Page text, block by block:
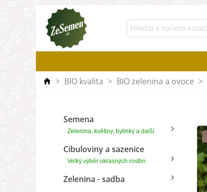
> BIO kvalita > BIO zelenina a ovoce >
Semena
Zelenina, květiny, bylinky a další
Cibuloviny a sazenice
Velký výběr okrasných rostlin
Zelenina - sadba